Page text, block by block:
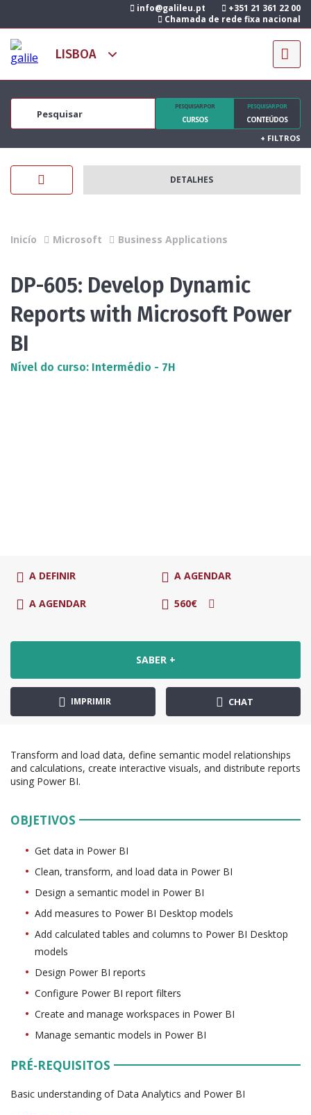
info@galileu.pt
+351 21 361 22 00
Chamada de rede fixa nacional
PESQUISAR POR
CURSOS
PESQUISAR POR
CONTEÚDOS
+ FILTROS
DETALHES
Inicío Microsoft Business Applications
DP-605: Develop Dynamic
Reports with Microsoft Power
BI
Nível do curso: Intermédio - 7H
A DEFINIR A AGENDAR
A AGENDAR 560€
SABER +
IMPRIMIR CHAT
Transform and load data, define semantic model relationships
and calculations, create interactive visuals, and distribute reports
using Power BI.
OBJETIVOS
Get data in Power BI
Clean, transform, and load data in Power BI
Design a semantic model in Power BI
Add measures to Power BI Desktop models
Add calculated tables and columns to Power BI Desktop
models
Design Power BI reports
Configure Power BI report filters
Create and manage workspaces in Power BI
Manage semantic models in Power BI
PRÉ-REQUISITOS
Basic understanding of Data Analytics and Power BI